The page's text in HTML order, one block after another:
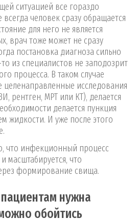
ситуацией все гораздо
человек сразу обращается
для него не является
врач тоже может не сразу
постановка диагноза сильно
из специалистов не заподозрит
процесса. В таком случае
целенаправленные исследования
рентген, МРТ или КТ), делается
делается пункция
жидкости. И уже после этого
что инфекционный процесс
масштабируется, что
формирование свища.
нужна
обойтись